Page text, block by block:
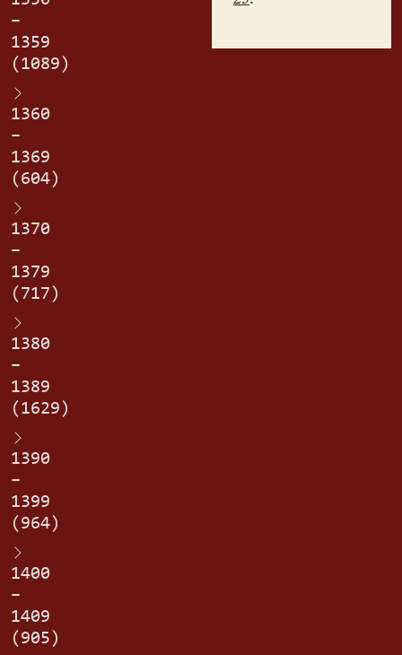
–
1359
(1089)
1360
–
1369
(604)
1370
–
1379
(717)
1380
–
1389
(1629)
1390
–
1399
(964)
1400
–
1409
(905)